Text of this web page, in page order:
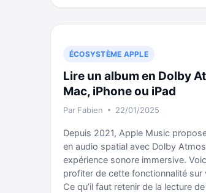
MACOS
:
FENÊTRES
EN
CLIC
ÉCOSYSTÈME APPLE
Lire un album en Dolby
Mac, iPhone ou iPad
Par Fabien 22/01/2025
Depuis 2021, Apple Music
en audio spatial avec Dolby
expérience sonore immersive.
profiter de cette fonctionnalité sur
Ce qu’il faut retenir de la lecture